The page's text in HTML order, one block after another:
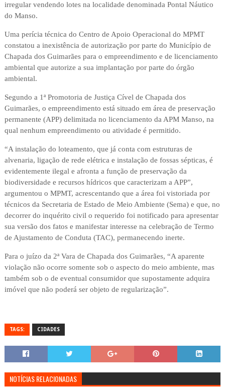
irregular vendendo lotes na localidade denominada Pontal Náutico
do Manso.
Uma perícia técnica do Centro de Apoio Operacional do MPMT
constatou a inexistência de autorização por parte do Município de
Chapada dos Guimarães para o empreendimento e de licenciamento
ambiental que autorize a sua implantação por parte do órgão
ambiental.
Segundo a 1ª Promotoria de Justiça Cível de Chapada dos
Guimarães, o empreendimento está situado em área de preservação
permanente (APP) delimitada no licenciamento da APM Manso, na
qual nenhum empreendimento ou atividade é permitido.
“A instalação do loteamento, que já conta com estruturas de
alvenaria, ligação de rede elétrica e instalação de fossas sépticas, é
evidentemente ilegal e afronta a função de preservação da
biodiversidade e recursos hídricos que caracterizam a APP”,
argumentou o MPMT, acrescentando que a área foi vistoriada por
técnicos da Secretaria de Estado de Meio Ambiente (Sema) e que, no
decorrer do inquérito civil o requerido foi notificado para apresentar
sua versão dos fatos e manifestar interesse na celebração de Termo
de Ajustamento de Conduta (TAC), permanecendo inerte.
Para o juízo da 2ª Vara de Chapada dos Guimarães, “A aparente
violação não ocorre somente sob o aspecto do meio ambiente, mas
também sob o de eventual consumidor que supostamente adquira
imóvel que não poderá ser objeto de regularização”.
TAGS: CIDADES
NOTÍCIAS RELACIONADAS